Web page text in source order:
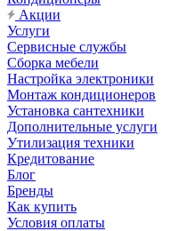
Акции
Услуги
Сервисные службы
Сборка мебели
Настройка электроники
Монтаж кондиционеров
Установка сантехники
Дополнительные услуги
Утилизация техники
Кредитование
Блог
Бренды
Как купить
Условия оплаты